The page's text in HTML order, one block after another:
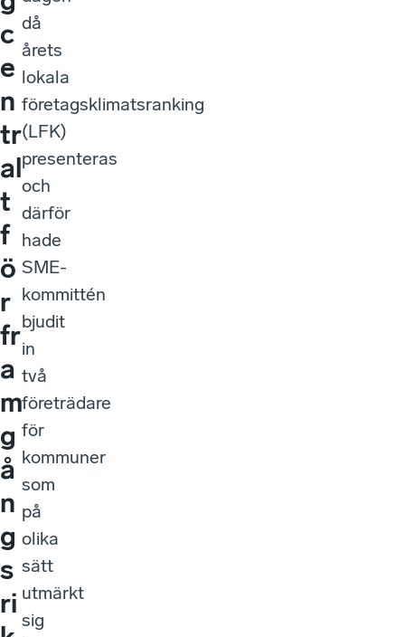
c
e
n
tr
al
t
f
ö
r
fr
a
m
g
å
n
g
s
ri
då
årets
lokala
företagsklimatsranking
(LFK)
presenteras
och
därför
hade
SME-
kommittén
bjudit
in
två
företrädare
för
kommuner
som
på
olika
sätt
utmärkt
sig